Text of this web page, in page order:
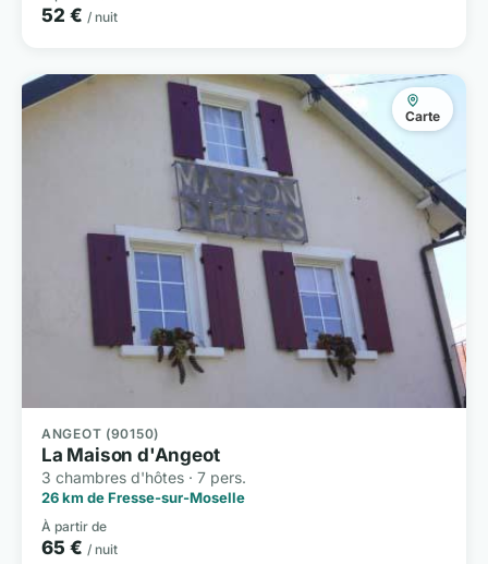
52 € / nuit
Carte
ANGEOT (90150)
La Maison d'Angeot
3 chambres d'hôtes · 7 pers.
26 km de Fresse-sur-Moselle
À partir de
65 € / nuit